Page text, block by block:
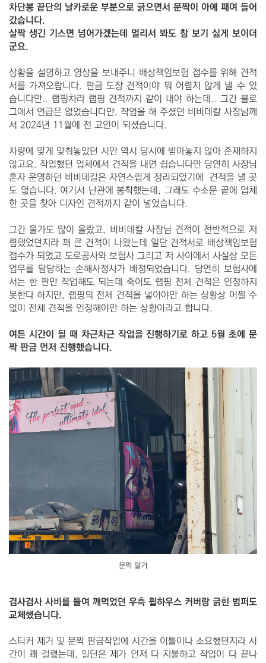
차단봉 끝단의 날카로운 부분으로 긁으면서 문짝이 아예 패여 들어
갔습니다.
살짝 생긴 기스면 넘어가겠는데 멀리서 봐도 참 보기 싫게 보이더
군요.
상황을 설명하고 영상을 보내주니 배상책임보험 접수를 위해 견적
서를 가져오랍니다. 판금 도장 견적이야 뭐 어렵지 않게 낼 수 있
습니다만.. 랩핑차라 랩핑 견적까지 같이 내야 하는데.. 그간 블로
그에서 언급은 없었습니다만, 작업을 해 주셨던 비비데칼 사장님께
서 2024년 11월에 전 고인이 되셨습니다.
차량에 맞게 맞춰놓았던 시안 역시 당시에 받아놓지 않아 존재하지
않고요. 작업했던 업체에서 견적을 내면 쉽습니다만 당연히 사장님
혼자 운영하던 비비데칼은 자연스럽게 정리되었기에 견적을 낼 곳
도 없습니다. 여기서 난관에 봉착했는데, 그래도 수소문 끝에 업체
한 곳을 찾아 디자인 견적까지 같이 넣었습니다.
그간 물가도 많이 올랐고, 비비데칼 사장님 견적이 전반적으로 저
렴했었던지라 꽤 큰 견적이 나왔는데 일단 견적서로 배상책임보험
접수가 되었고 도로공사와 보험사 그리고 저 사이에서 사실상 모든
업무를 담당하는 손해사정사가 배정되었습니다. 당연히 보험사에
서는 한 판만 작업해도 되는데 죽어도 랩핑 전체 견적은 인정하지
못한다 하지만, 랩핑의 전체 견적을 넣어야만 하는 상황상 어쩔 수
없이 전체 견적을 인정해야만 하는 상황이라고 합니다.
여튼 시간이 될 때 차근차근 작업을 진행하기로 하고 5월 초에 문
짝 판금 먼저 진행했습니다.
문짝 탈거
겸사겸사 사비를 들여 깨먹었던 우측 휠하우스 커버랑 긁힌 범퍼도
교체했습니다.
스티커 제거 및 문짝 판금작업에 시간을 이틀이나 소요했던지라 시
간이 꽤 걸렸는데, 일단은 제가 먼저 다 지불하고 작업이 다 끝나